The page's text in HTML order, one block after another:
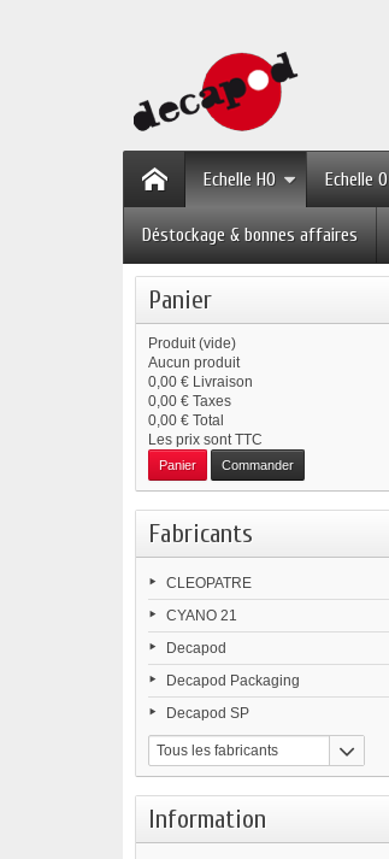
Echelle HO Echelle O
Déstockage & bonnes affaires
Panier
Produit (vide)
Aucun produit
0,00 € Livraison
0,00 € Taxes
0,00 € Total
Les prix sont TTC
Panier Commander
Fabricants
CLEOPATRE
CYANO 21
Decapod
Decapod Packaging
Decapod SP
Tous les fabricants
Information